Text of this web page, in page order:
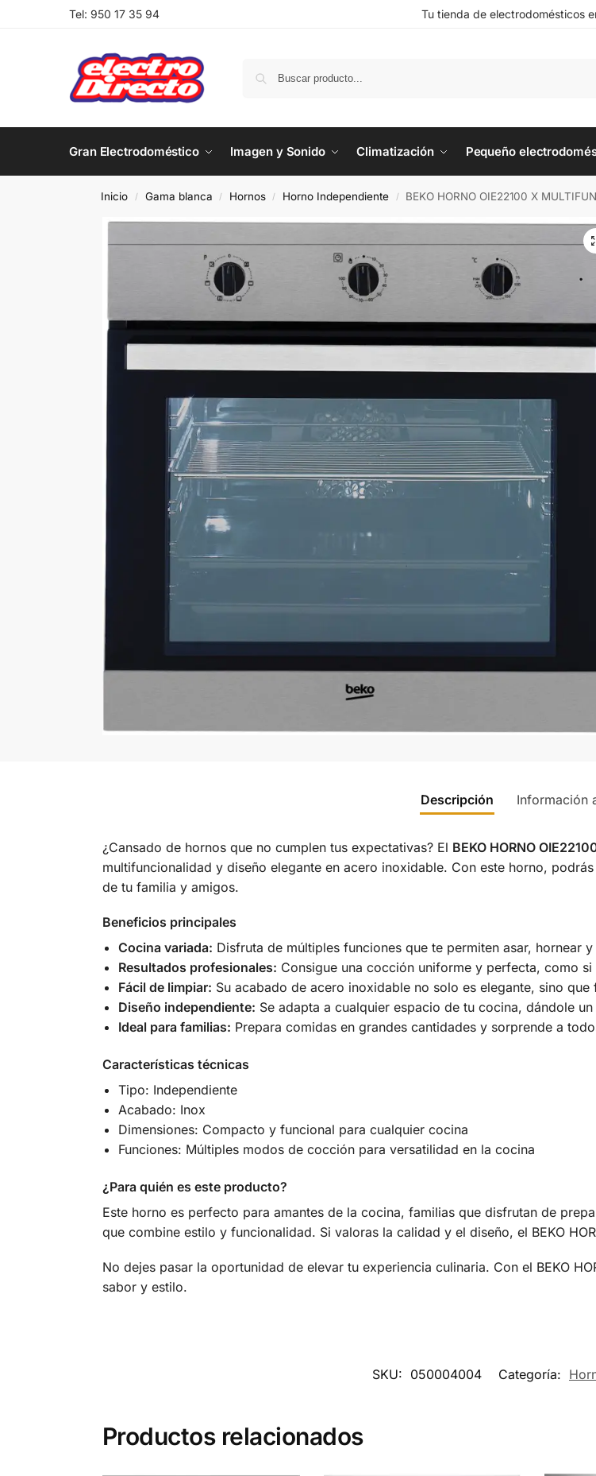
Tel: 950 17 35 94 Tu tienda de electrodomésticos
Gran Electrodoméstico Imagen y Sonido Climatización Pequeño
Inicio / Gama blanca / Hornos / Horno Independiente / BEKO HORNO OIE22100 X
Descripción Información
¿Cansado de hornos que no cumplen tus expectativas? El BEKO HORNO
multifuncionalidad y diseño elegante en acero inoxidable. Con este horno,
de tu familia y amigos.
Beneficios principales
Cocina variada: Disfruta de múltiples funciones que te permiten asar, hornear
Resultados profesionales: Consigue una cocción uniforme y perfecta, como si
Fácil de limpiar: Su acabado de acero inoxidable no solo es elegante, sino
Diseño independiente: Se adapta a cualquier espacio de tu cocina, dándole
Ideal para familias: Prepara comidas en grandes cantidades y sorprende a
Características técnicas
Tipo: Independiente
Acabado: Inox
Dimensiones: Compacto y funcional para cualquier cocina
Funciones: Múltiples modos de cocción para versatilidad en la cocina
¿Para quién es este producto?
Este horno es perfecto para amantes de la cocina, familias que disfrutan de
que combine estilo y funcionalidad. Si valoras la calidad y el diseño, el BEKO
No dejes pasar la oportunidad de elevar tu experiencia culinaria. Con el BEKO
sabor y estilo.
SKU: 050004004 Categoría:
Productos relacionados